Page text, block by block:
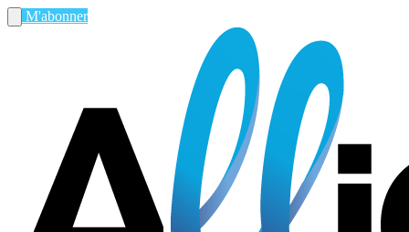
M'abonner